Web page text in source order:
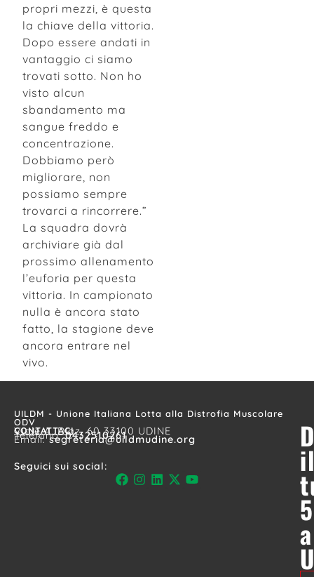
propri mezzi, è questa
la chiave della vittoria.
Dopo essere andati in
vantaggio ci siamo
trovati sotto. Non ho
visto alcun
sbandamento ma
sangue freddo e
concentrazione.
Dobbiamo però
migliorare, non
possiamo sempre
trovarci a rincorrere.”
La squadra dovrà
archiviare già dal
prossimo allenamento
l’euforia per questa
vittoria. In campionato
nulla è ancora stato
fatto, la stagione deve
ancora entrare nel
vivo.
UILDM - Unione Italiana Lotta alla Distrofia Muscolare
ODV
CONTATTACI
Viale A. Diaz, 60 33100 UDINE
Telefono:0432510261
Email:segreteria@uildmudine.org
Seguici sui social:
a